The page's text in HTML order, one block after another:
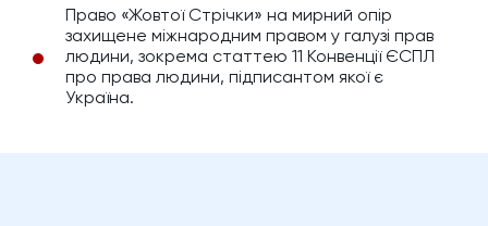
Право «Жовтої Стрічки» на мирний опір
захищене міжнародним правом у галузі прав
людини, зокрема статтею 11 Конвенції ЄСПЛ
про права людини, підписантом якої є
Україна.